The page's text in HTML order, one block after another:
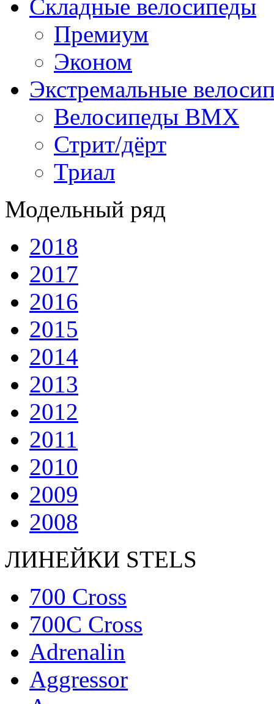
Складные велосипеды
Премиум
Эконом
Экстремальные
Велосипеды BMX
Стрит/дёрт
Триал
Модельный ряд
2018
2017
2016
2015
2014
2013
2012
2011
2010
2009
2008
ЛИНЕЙКИ STELS
700 Cross
700C Cross
Adrenalin
Aggressor